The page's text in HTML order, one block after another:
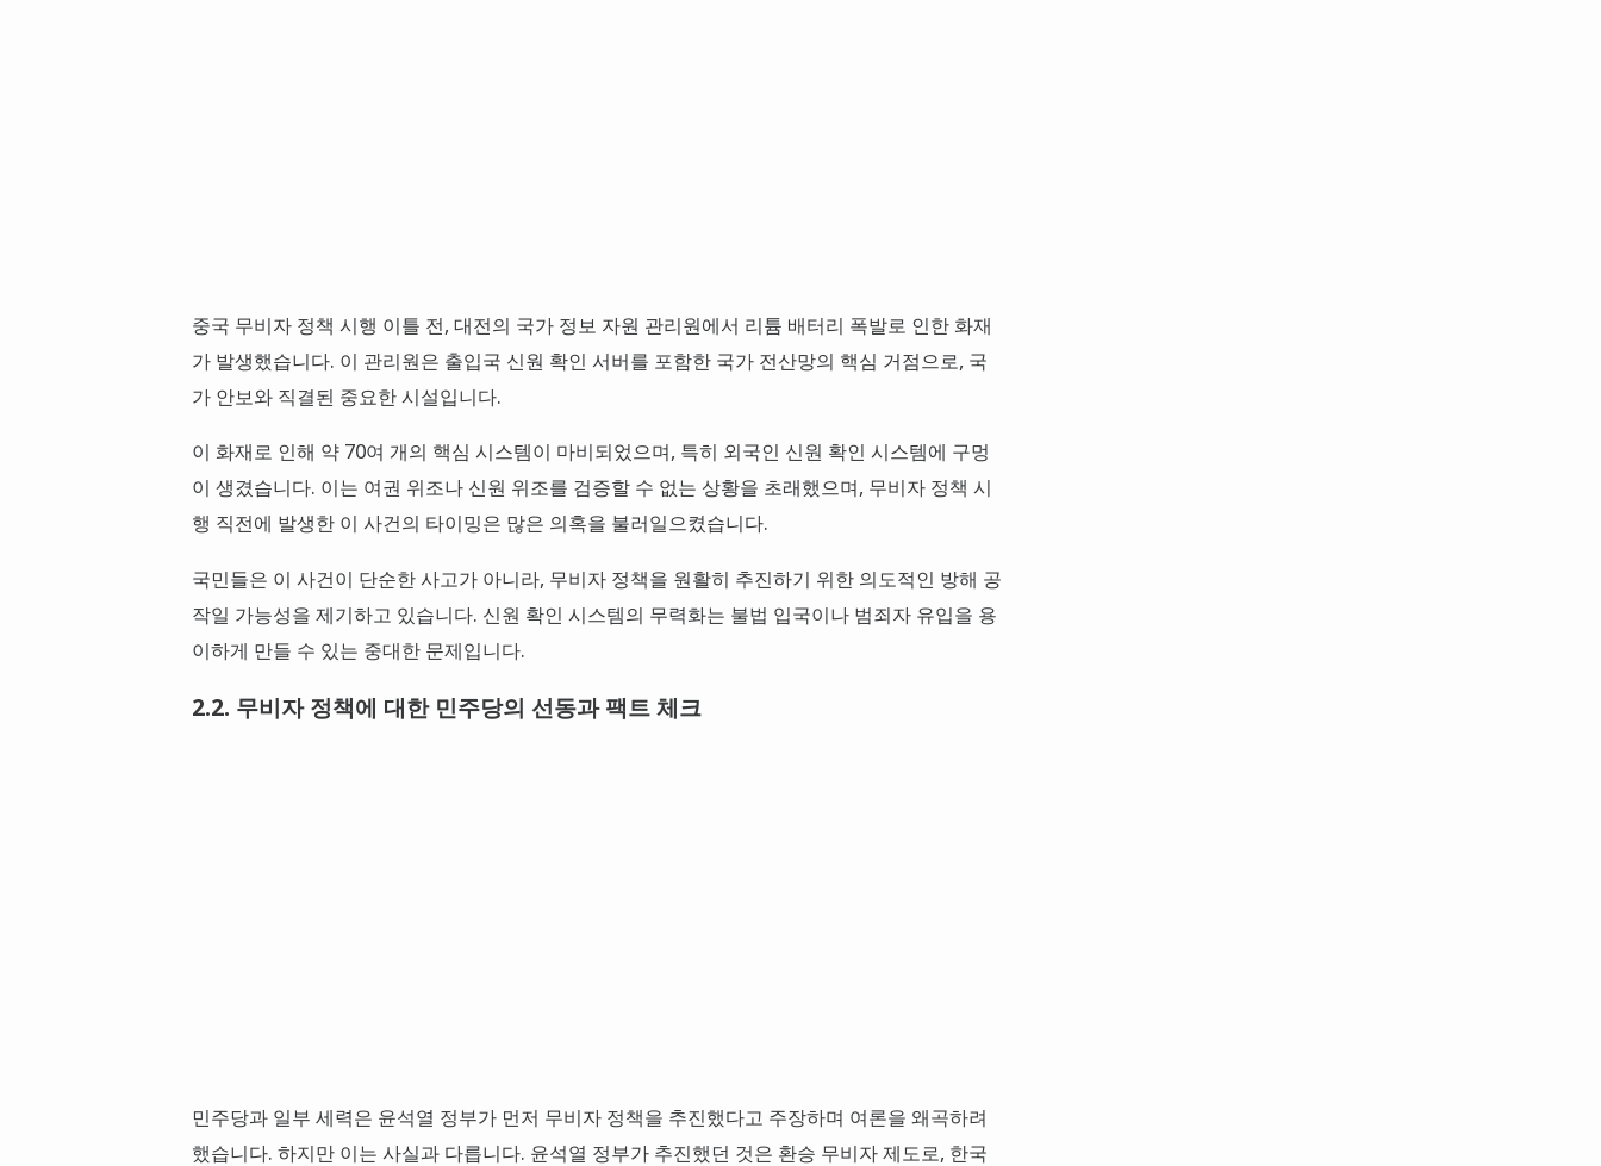
중국 무비자 정책 시행 이틀 전, 대전의 국가 정보 자원 관리원에서 리튬 배터리 폭발로 인한 화재
가 발생했습니다. 이 관리원은 출입국 신원 확인 서버를 포함한 국가 전산망의 핵심 거점으로, 국
가 안보와 직결된 중요한 시설입니다.
이 화재로 인해 약 70여 개의 핵심 시스템이 마비되었으며, 특히 외국인 신원 확인 시스템에 구멍
이 생겼습니다. 이는 여권 위조나 신원 위조를 검증할 수 없는 상황을 초래했으며, 무비자 정책 시
행 직전에 발생한 이 사건의 타이밍은 많은 의혹을 불러일으켰습니다.
국민들은 이 사건이 단순한 사고가 아니라, 무비자 정책을 원활히 추진하기 위한 의도적인 방해 공
작일 가능성을 제기하고 있습니다. 신원 확인 시스템의 무력화는 불법 입국이나 범죄자 유입을 용
이하게 만들 수 있는 중대한 문제입니다.
2.2. 무비자 정책에 대한 민주당의 선동과 팩트 체크
민주당과 일부 세력은 윤석열 정부가 먼저 무비자 정책을 추진했다고 주장하며 여론을 왜곡하려
했습니다. 하지만 이는 사실과 다릅니다. 윤석열 정부가 추진했던 것은 환승 무비자 제도로, 한국